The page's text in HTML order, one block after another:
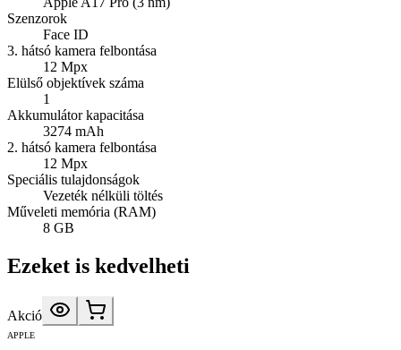
Szenzorok
Face ID
3. hátsó kamera felbontása
12 Mpx
Elülső objektívek száma
1
Akkumulátor kapacitása
3274 mAh
2. hátsó kamera felbontása
12 Mpx
Speciális tulajdonságok
Vezeték nélküli töltés
Műveleti memória (RAM)
8 GB
Ezeket is kedvelheti
Akció
APPLE